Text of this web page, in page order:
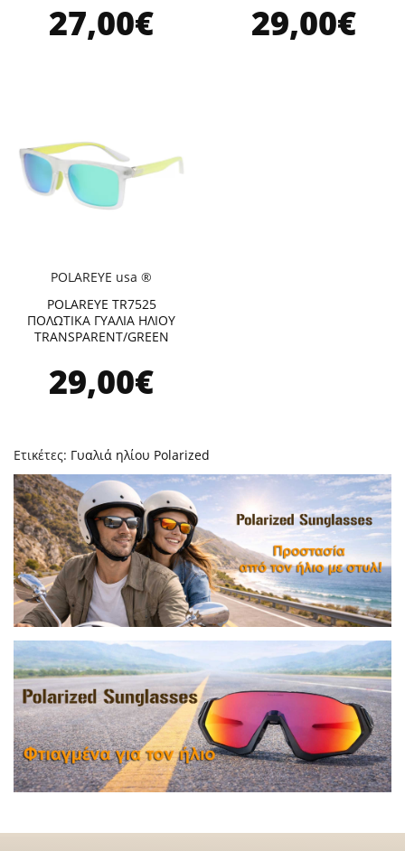
27,00€ 29,00€
POLAREYE usa ®
POLAREYE TR7525
ΠΟΛΩΤΙΚΑ ΓΥΑΛΙΑ ΗΛΙΟΥ
TRANSPARENT/GREEN
29,00€
Ετικέτες: Γυαλιά ηλίου Polarized